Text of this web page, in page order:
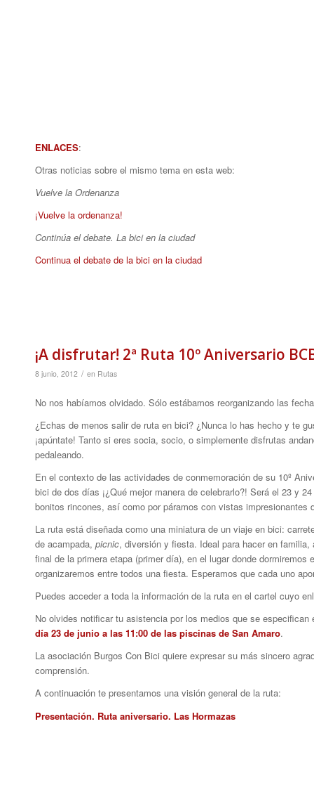
ENLACES:
Otras noticias sobre el mismo tema en esta web:
Vuelve la Ordenanza
¡Vuelve la ordenanza!
Continúa el debate. La bici en la ciudad
Continua el debate de la bici en la ciudad
¡A disfrutar! 2ª Ruta 10º Aniversario
8 junio, 2012 / en Rutas
No nos habíamos olvidado. Sólo estábamos reorganizando las
¿Echas de menos salir de ruta en bici? ¿Nunca lo has hecho y te
¡apúntate! Tanto si eres socia, socio, o simplemente disfrutas
pedaleando.
En el contexto de las actividades de conmemoración de su 10º
bici de dos días ¡¿Qué mejor manera de celebrarlo?! Será el 23 y
bonitos rincones, así como por páramos con vistas
La ruta está diseñada como una miniatura de un viaje en bici:
de acampada, picnic, diversión y fiesta. Ideal para hacer en
final de la primera etapa (primer día), en el lugar donde
organizaremos entre todos una fiesta. Esperamos que cada uno
Puedes acceder a toda la información de la ruta en el cartel cuyo
No olvides notificar tu asistencia por los medios que se
día 23 de junio a las 11:00 de las piscinas de San Amaro.
La asociación Burgos Con Bici quiere expresar su más sincero
comprensión.
A continuación te presentamos una visión general de la ruta:
Presentación. Ruta aniversario. Las Hormazas